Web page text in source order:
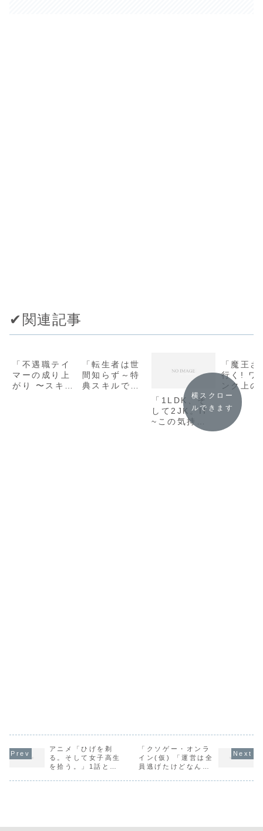
✔︎関連記事
「不遇職テイ
マーの成り上
がり 〜スキル
「転生者は世
間知らず～特
典スキルでス
「1LDK、そ
して2JK。II
~この気持ち
は、しまって
「魔王
行く! ワ
ンク上の
界ツア
(HJ文庫
又ぬこ
ーズ全巻
横スクロー
ルできます
アニメ「ひげを剃
る。そして女子高生
を拾う。」1話と
「クソゲー・オンラ
イン(仮) 「運営は全
員逃げたけどなんの